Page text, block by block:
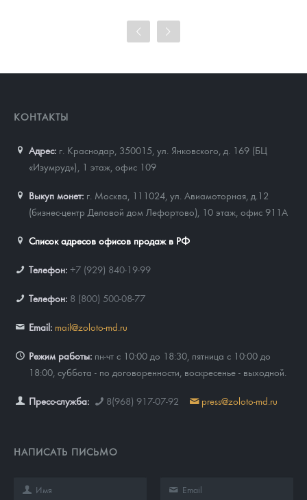
Цена выкупа
КОНТАКТЫ
Адрес: г. Краснодар, 350015 ул. Янковского, д. 169 (БЦ
«Изумруд»), 1 этаж, офис 109
Выкуп монет: г. Москва, 111024, ул. Авиамоторная, д.12
(бизнес-центр Деловой дом Лефортово), 10 этаж, офис 911А
Список адресов офисов продаж в РФ
Телефон: +7 (929) 840-19-99
Телефон: 8 (800) 500-08-77
Email: mail@zoloto-md.ru
Режим работы: пн-чт с 10:00 до 18:30, пятница с 10:00 до
18:00, суббота - по договоренности, воскресенье - выходной.
Пресс-служба: 8(968) 917-07-92 press@zoloto-md.ru
НАПИСАТЬ ПИСЬМО